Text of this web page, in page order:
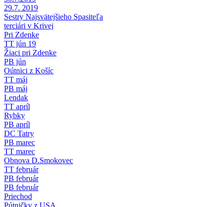
29.7. 2019
Sestry Najsvätejšieho Spasiteľa
terciári v Krivej
Pri Zdenke
TT jún 19
Žiaci pri Zdenke
PB jún
Oútnici z Košíc
TT máj
PB máj
Lendak
TT apríl
Rybky
PB apríl
DC Tatry
PB marec
TT marec
Obnova D.Smokovec
TT február
PB február
PB február
Priechod
Pútničky z USA